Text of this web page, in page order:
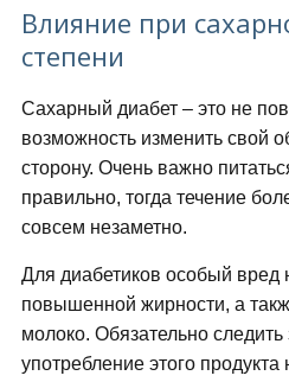
Влияние при
степени
Сахарный диабет – это не
возможность изменить свой
сторону. Очень важно
правильно, тогда течение
совсем незаметно.
Для диабетиков особый вред
повышенной жирности, а
молоко. Обязательно следить
употребление этого